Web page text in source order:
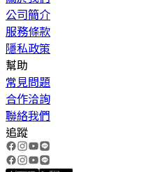
公司簡介
服務條款
隱私政策
幫助
常見問題
合作洽詢
聯絡我們
追蹤